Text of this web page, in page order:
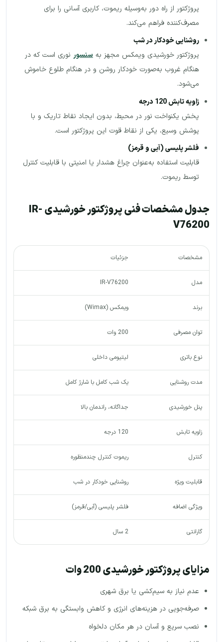
پروژکتور از راه دور به‌وسیله ریموت، کاربری آسانی را برای
مصرف‌کننده فراهم می‌کند.
روشنایی خودکار در شب
پروژکتور خورشیدی ویمکس مجهز بهسنسور نوری است که در
هنگام غروب به‌صورت خودکار روشن و در هنگام طلوع خاموش
می‌شود.
زاویه تابش 120 درجه
پخش یکنواخت نور در محیط، بدون ایجاد نقاط تاریک و با
پوشش وسیع، یکی از نقاط قوت این پروژکتور است.
فلشر پلیسی (آبی و قرمز)
قابلیت استفاده به‌عنوان چراغ هشدار یا امنیتی با قابلیت کنترل
توسط ریموت.
جدول مشخصات فنی پروژکتور خورشیدی IR-
V76200
مشخصات جزئیات
مدل IR-V76200
برند ویمکس (Wimax)
توان مصرفی 200 وات
نوع باتری لیتیومی داخلی
مدت روشنایی یک شب کامل با شارژ کامل
پنل خورشیدی جداگانه، راندمان بالا
زاویه تابش 120 درجه
کنترل ریموت کنترل چندمنظوره
قابلیت ویژه روشنایی خودکار در شب
ویژگی اضافه فلشر پلیسی (آبی/قرمز)
گارانتی 2 سال
مزایای پروژکتور خورشیدی 200 وات
عدم نیاز به سیم‌کشی یا برق شهری
صرفه‌جویی در هزینه‌های انرژی و کاهش وابستگی به برق شبکه
نصب سریع و آسان در هر مکان دلخواه